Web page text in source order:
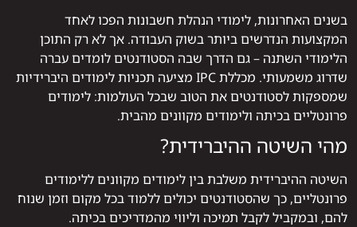
בשנים האחרונות, לימודי הנהלת חשבונות הפכו לאחד
המקצועות הנדרשים ביותר בשוק העבודה. אך לא רק התוכן
הלימודי השתנה – גם הדרך שבה הסטודנטים לומדים עברה
שדרוג משמעותי. מכללת IPC מציעה תכניות לימודים היברידיות
שמספקות לסטודנטים את הטוב שבכל העולמות: לימודים
פרונטליים בכיתה ולימודים מקוונים מהבית.
מהי השיטה ההיברידית?
השיטה ההיברידית משלבת בין לימודים מקוונים ללימודים
פרונטליים, כך שהסטודנטים יכולים ללמוד בכל מקום וזמן שנוח
להם, ובמקביל לקבל תמיכה וליווי מהמדריכים בכיתה.